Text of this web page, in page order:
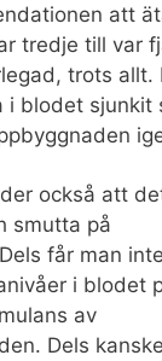
att
tredje till var
trots allt.
i blodet sjunkit
också att
smutta på
får man
i blodet
av
Dels